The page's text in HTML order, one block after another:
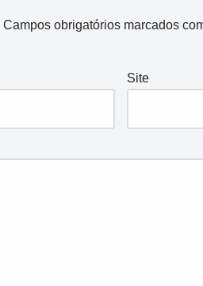
Campos obrigatórios marcados
Site